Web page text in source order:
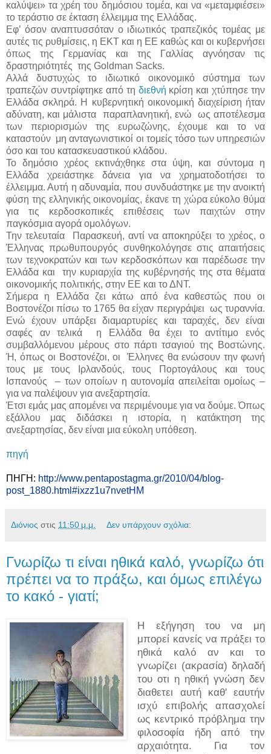
καλύψει» τα χρέη του δημόσιου τομέα, και να «μεταμφιέσει»
το τεράστιο σε έκταση έλλειμμα της Ελλάδας.
Εφ’ όσον αναπτυσσόταν ο ιδιωτικός τραπεζικός τομέας με
αυτές τις ρυθμίσεις, η ΕΚΤ και η ΕΕ καθώς και οι κυβερνήσει
όπως της Γερμανίας και της Γαλλίας αγνόησαν τις
δραστηριότητές της Goldman Sacks.
Αλλά δυστυχώς το ιδιωτικό οικονομικό σύστημα των
τραπεζών συντρίφτηκε από τη διεθνή κρίση και χτύπησε την
Ελλάδα σκληρά. Η κυβερνητική οικονομική διαχείριση ήταν
αδύνατη, και μάλιστα παραπλανητική, ενώ ως αποτέλεσμα
των περιορισμών της ευρωζώνης, έχουμε και το να
καταστούν μη ανταγωνιστικοί οι τομείς τόσο των υπηρεσιών
όσο και του κατασκευαστικού κλάδου.
Το δημόσιο χρέος εκτινάχθηκε στα ύψη, και σύντομα η
Ελλάδα χρειάστηκε δάνεια για να χρηματοδοτήσει το
έλλειμμα. Αυτή η αδυναμία, που συνδυάστηκε με την ανοικτή
φύση της ελληνικής οικονομίας, έκανε τη χώρα εύκολο θύμα
για τις κερδοσκοπικές επιθέσεις των παιχτών στην
παγκόσμια αγορά ομολόγων.
Την τελευταία Παρασκευή, αντί να αποκηρύξει το χρέος, ο
Έλληνας πρωθυπουργός συνθηκολόγησε στις απαιτήσεις
των τεχνοκρατών και των κερδοσκόπων και παρέδωσε την
Ελλάδα και την κυριαρχία της κυβέρνησής της στα θέματα
οικονομικής πολιτικής, στην ΕΕ και το ΔΝΤ.
Σήμερα η Ελλάδα ζει κάτω από ένα καθεστώς που οι
Βοστονέζοι πίσω το 1765 θα είχαν περιγράψει ως τυραννία.
Ενώ έχουν υπάρξει διαμαρτυρίες και ταραχές, δεν είναι
σαφές αν τελικά η Ελλάδα θα έχει το αντίτιμο ενός
συμβαλλόμενου μέρους στο πάρτι τσαγιού της Βοστώνης.
Ή, όπως οι Βοστονέζοι, οι Έλληνες θα ενώσουν την φωνή
τους με τους Ιρλανδούς, τους Πορτογάλους και τους
Ισπανούς – των οποίων η αυτονομία απειλείται ομοίως –
για να παλέψουν για ανεξαρτησία.
Έτσι εμάς μας απομένει να περιμένουμε για να δούμε. Όπως
εξάλλου μας διδάσκει η ιστορία, η κατάκτηση της
ανεξαρτησίας, δεν είναι μια εύκολη υπόθεση.
πηγή
ΠΗΓΗ: http://www.pentapostagma.gr/2010/04/blog-
post_1880.html#ixzz1u7nvetHM
Διόνιος στις 11:50 μ.μ. Δεν υπάρχουν σχόλια:
Γνωρίζω τι είναι ηθικά καλό, γνωρίζω ότι
πρέπει να το πράξω, και όμως επιλέγω
το κακό - γιατί;
Η εξήγηση του να μη
μπορεί κανείς να πράξει το
ηθικά καλό αν και το
γνωρίζει (ακρασία) δηλαδή
του οτι η ηθική γνώση δεν
διαθετει αυτή καθ' εαυτήν
ισχύ επιβολής απασχολεί
ως κεντρικό πρόβλημα την
φιλοσοφία ήδη από την
αρχαιότητα. Για τον